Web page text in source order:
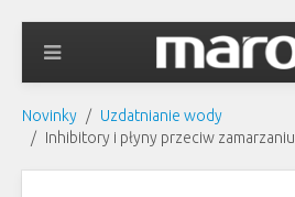
Novinky
Uzdatnianie wody
Inhibitory i płyny przeciw zamarzaniu